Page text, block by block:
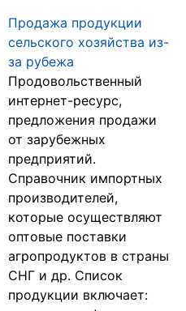
Продажа продукции
сельского хозяйства из-
за рубежа
Продовольственный
интернет-ресурс,
предложения продажи
от зарубежных
предприятий.
Справочник импортных
производителей,
которые осуществляют
оптовые поставки
агропродуктов в страны
СНГ и др. Список
продукции включает: